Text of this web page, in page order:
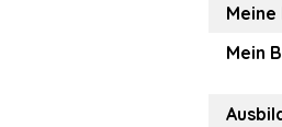
Mein